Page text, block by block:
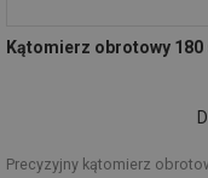
Kątomierz obrotowy 180
Precyzyjny kątomierz